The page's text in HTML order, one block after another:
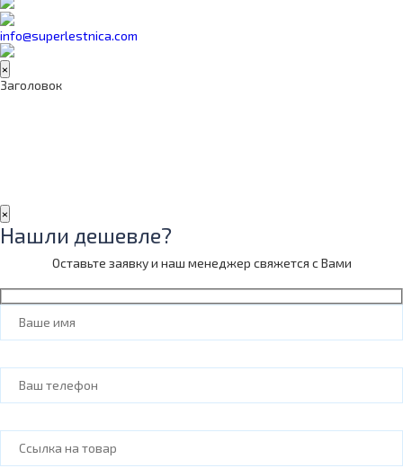
info@superlestnica.com
×
Заголовок
×
Нашли дешевле?
Оставьте заявку и наш менеджер свяжется с Вами